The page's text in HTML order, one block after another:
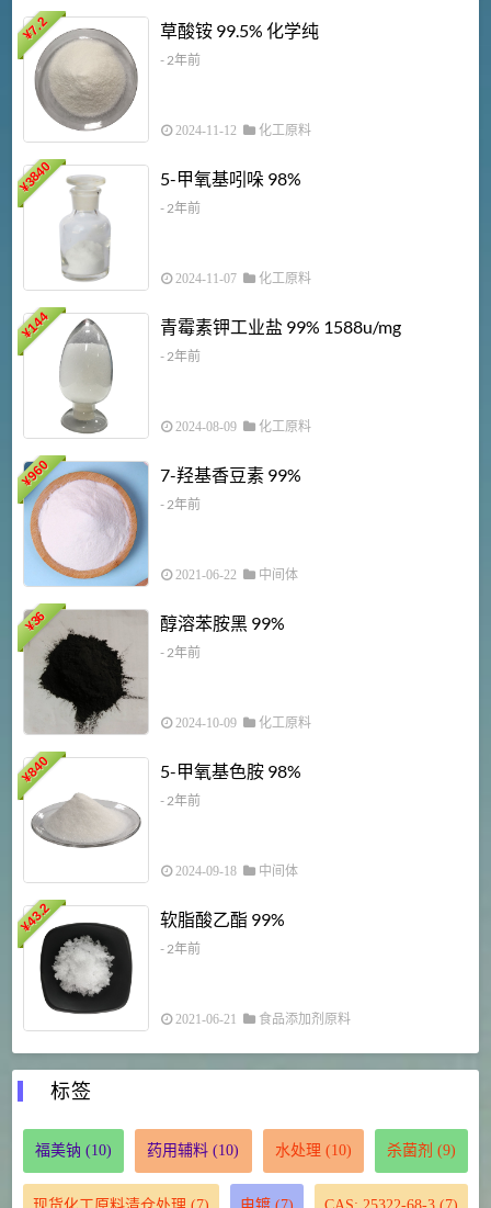
¥
7.2 草酸铵 99.5% 化学纯
- 2年前
2024-11-12 化工原料
¥
3840 5-甲氧基吲哚 98%
- 2年前
2024-11-07 化工原料
¥
144 青霉素钾工业盐 99% 1588u/mg
- 2年前
2024-08-09 化工原料
¥
960 7-羟基香豆素 99%
- 2年前
2021-06-22 中间体
¥
36 醇溶苯胺黑 99%
- 2年前
2024-10-09 化工原料
¥
840 5-甲氧基色胺 98%
- 2年前
2024-09-18 中间体
¥
43.2 软脂酸乙酯 99%
- 2年前
2021-06-21 食品添加剂原料
标签
福美钠 (10) 药用辅料 (10) 水处理 (10) 杀菌剂 (9)